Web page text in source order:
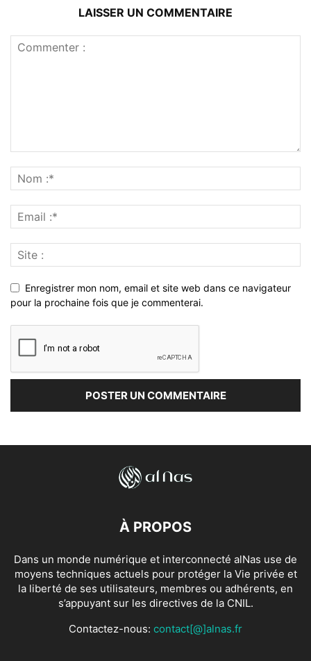
LAISSER UN COMMENTAIRE
Enregistrer mon nom, email et site web dans ce navigateur
pour la prochaine fois que je commenterai.
À PROPOS
Dans un monde numérique et interconnecté alNas use de
moyens techniques actuels pour protéger la Vie privée et
la liberté de ses utilisateurs, membres ou adhérents, en
s’appuyant sur les directives de la CNIL.
Contactez-nous: contact[@]alnas.fr